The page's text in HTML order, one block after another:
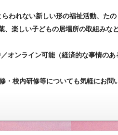
らわれない新しい形の福祉活動、た
、楽しい子どもの居場所の取組みな
オンライン可能（経済的な事情のあ
・校内研修等についても気軽にお問